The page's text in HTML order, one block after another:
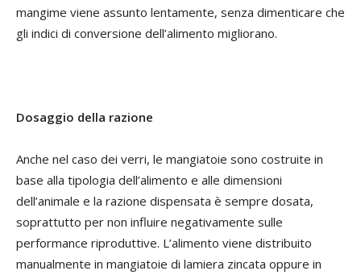
mangime viene assunto lentamente, senza dimenticare che
gli indici di conversione dell’alimento migliorano.
Dosaggio della razione
Anche nel caso dei verri, le mangiatoie sono costruite in
base alla tipologia dell’alimento e alle dimensioni
dell’animale e la razione dispensata è sempre dosata,
soprattutto per non influire negativamente sulle
performance riproduttive. L’alimento viene distribuito
manualmente in mangiatoie di lamiera zincata oppure in